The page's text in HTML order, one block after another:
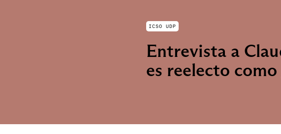
ICSO UDP
Entrevista a
es reelecto